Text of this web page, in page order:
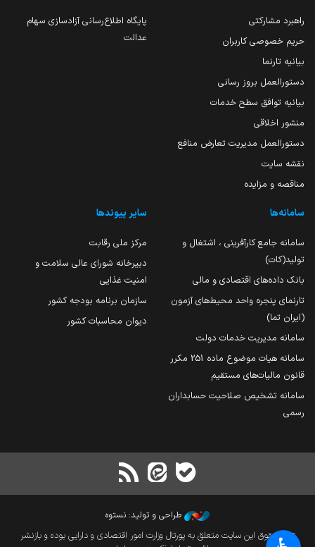
راهبرد مشارکتی
حریم خصوصی کاربران
بیانیه تارنما
دستورالعمل بروز رسانی
بیانیه توافق سطح خدمات
منشور اخلاقی
دستورالعمل مدیریت تعارض منافع
نقشه سایت
مناقصه و مزایده
پایگاه اطلاع‌رسانی آزادسازی سهام
عدالت
سامانه‌ها
سامانه جامع کارآفرینی ، اشتغال و
تولید(کات)
بانک داده‌های اقتصادی و مالی
تارنمای پنجره واحد محیط‌های آزمون
(ایران تما)
سامانه مدیریت خدمات دولت
سامانه هیات موضوع ماده 251 مکرر
قانون مالیات‌های مستقیم
سامانه تشخیص صلاحیت حسابداران
رسمی
سایر پیوندها
مرکز ملی رقابت
دبیرخانه شورای عالی سلامت و
امنیت غذایی
سازمان برنامه بودجه کشور
دیوان محاسبات کشور
طراحی و تولید: نستوه
تمام حقوق این سایت متعلق به پورتال وزارت امور اقتصادی و دارایی بوده و بازنشر